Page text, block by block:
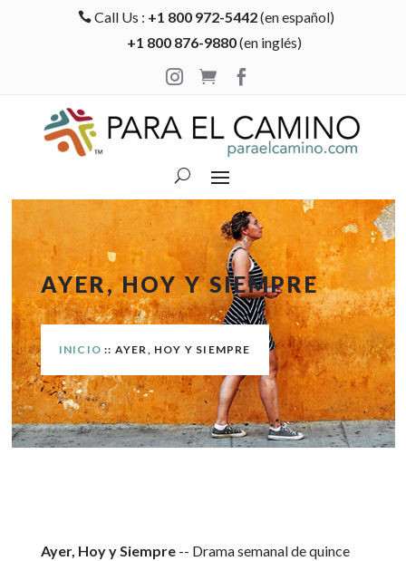
 Call Us : +1 800 972-5442(en español)
+1 800 876-9880(en inglés)

 
AYER, HOY Y SIEMPRE
INICIO :: AYER, HOY Y SIEMPRE
Ayer, Hoy y Siempre-- Drama semanal de quince